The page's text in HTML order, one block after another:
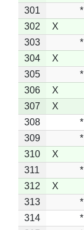
301
*
302
X
303
*
304
X
305
*
306
X
307
X
308
*
309
*
310
X
311
*
312
X
313
*
314
*